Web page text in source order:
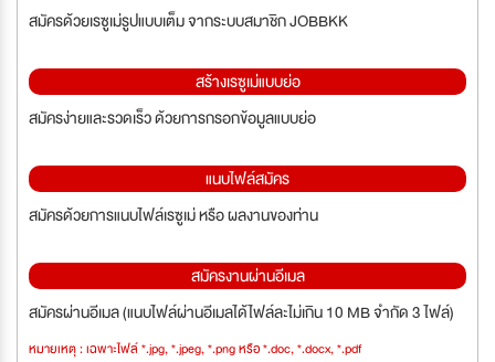
สมัครด้วยเรซูเม่รูปแบบเต็ม จากระบบสมาชิก JOBBKK
สร้างเรซูเม่แบบย่อ
สมัครง่ายและรวดเร็ว ด้วยการกรอกข้อมูลแบบย่อ
แนบไฟล์สมัคร
สมัครด้วยการแนบไฟล์เรซูเม่ หรือ ผลงานของท่าน
สมัครงานผ่านอีเมล
สมัครผ่านอีเมล (แนบไฟล์ผ่านอีเมลได้ไฟล์ละไม่เกิน 10 MB จำกัด 3 ไฟล์)
หมายเหตุ : เฉพาะไฟล์ *.jpg, *.jpeg, *.png หรือ *.doc, *.docx, *.pdf